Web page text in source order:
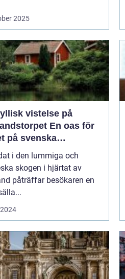
2025
vistelse på
En oas för
på svenska
i den lummiga och
skogen i hjärtat av
påträffar besökaren en